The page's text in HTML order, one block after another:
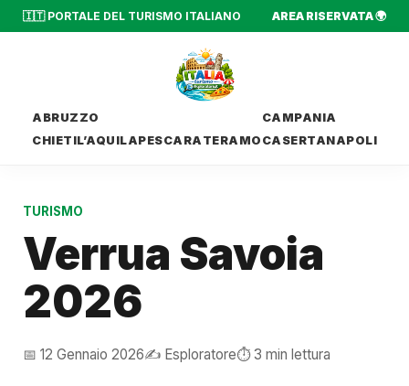
🇮🇹 PORTALE DEL TURISMO ITALIANO AREA RISERVATA 🌍
ABRUZZO
CHIETIL’AQUILAPESCARA TERAMO
CAMPANIA
CASERTANAPOLI
TURISMO
Verrua Savoia
2026
📅 12 Gennaio 2026✍️ Esploratore⏱️ 3 min lettura